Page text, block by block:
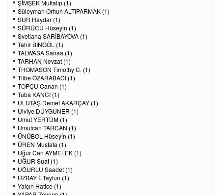
ŞİMŞEK Muttalip (1)
Süleyman Orhun ALTIPARMAK (1)
SUR Haydar (1)
SÜRÜCÜ Hüseyin (1)
Svetlana SARİBAYOVA (1)
Tahir BİNGÖL (1)
TALWASA Sanaa (1)
TARHAN Nevzat (1)
THOMASON Timothy C. (1)
Tilbe ÖZARABACI (1)
TOPÇU Canan (1)
Tuba KANCI (1)
ULUTAŞ Demet AKARÇAY (1)
Ulviye DUYGUNER (1)
Umut YERTÜM (1)
Umutcan TARCAN (1)
ÜNÜBOL Hüseyin (1)
ÜREN Mustafa (1)
Uğur Can AYMELEK (1)
UĞUR Suat (1)
UĞURLU Saadet (1)
UZBAY İ. Tayfun (1)
Yalçın Hatice (1)